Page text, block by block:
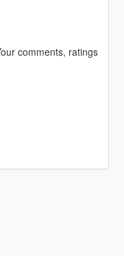
comments, ratings